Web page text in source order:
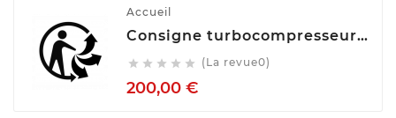
Accueil
Consigne turbocompresseur echange standart
     (La revue0)
200,00 €Prix